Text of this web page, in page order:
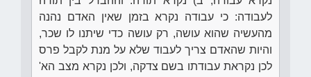
לעבודה: כי עבודה נקרא בזמן שאין האדם נהנה
מהעשיה שהוא עושה, רק עושה כדי שיתנו לו שכר,
והיות שהאדם צריך לעבוד שלא על מנת לקבל פרס
לכן נקראת עבודתו בשם צדקה, ולכן נקרא מצב הא'